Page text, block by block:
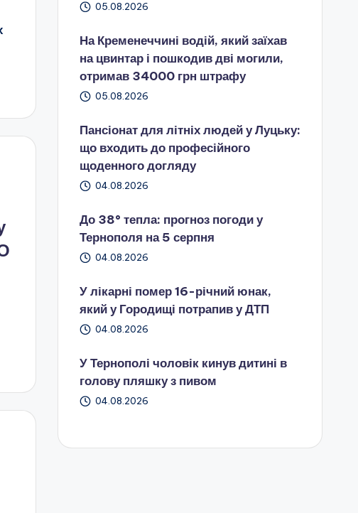
05.08.2026
На Кременеччині водій, який заїхав
на цвинтар і пошкодив дві могили,
отримав 34000 грн штрафу
05.08.2026
Пансіонат для літніх людей у Луцьку:
що входить до професійного
щоденного догляду
04.08.2026
До 38° тепла: прогноз погоди у
Тернополя на 5 серпня
04.08.2026
У лікарні помер 16-річний юнак,
який у Городищі потрапив у ДТП
04.08.2026
У Тернополі чоловік кинув дитині в
голову пляшку з пивом
04.08.2026